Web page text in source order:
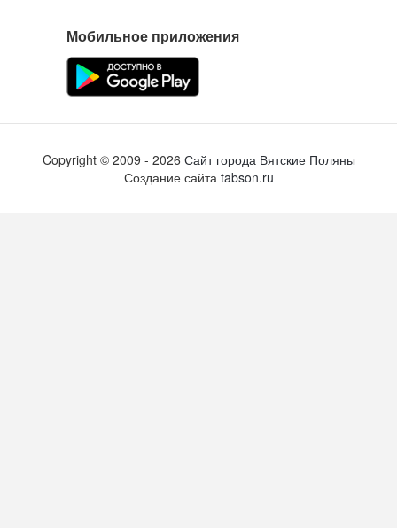
Copyright ©2009- 2026Сайт города Вятские Поляны
Создание сайта